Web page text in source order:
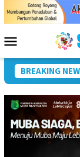
Menu
Mobile
BREAKING
Pemkot